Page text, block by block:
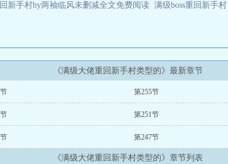
新手村by两袖临风未删减全文免费阅读 满级boss重回新手村
《满级大佬重回新手村类型的》最新章节
第255节
第251节
第247节
《满级大佬重回新手村类型的》章节列表